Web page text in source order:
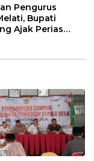
Notonagoro
Pengurus
Bupati
Ajak Perias